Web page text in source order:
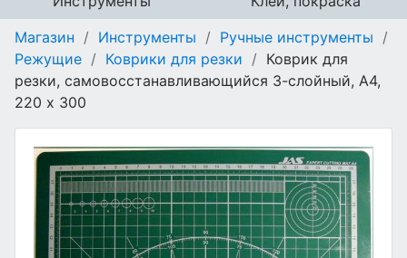
Магазин / Инструменты / Ручные инструменты /
Режущие / Коврики для резки / Коврик для
резки, самовосстанавливающийся 3-слойный, А4,
220 х 300